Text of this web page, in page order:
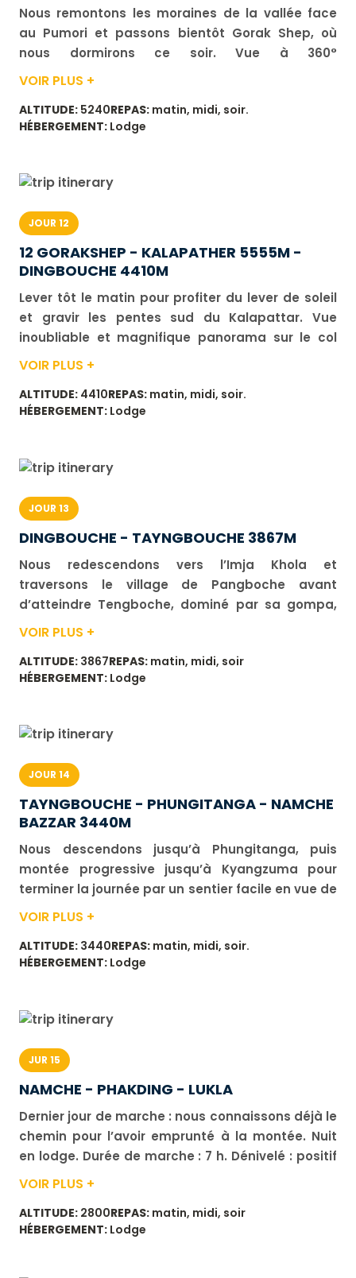
Nous remontons les moraines de la vallée face
au Pumori et passons bientôt Gorak Shep, où
nous dormirons ce soir. Vue à 360°
incontournable depuis Gorak Shep, panorama
nombreux pics enneigés. Après le déjeuner, nous
montons vers le camp de base de l’Everest en
lodge. Durée de marche : 5 à 6 h. Dénivelé : positif
400 m, négatif 220 m.
VOIR PLUS +
ALTITUDE: 5240REPAS: matin, midi, soir.
HÉBERGEMENT: Lodge
JOUR 12
12 GORAKSHEP - KALAPATHER 5555M -
DINGBOUCHE 4410M
Lever tôt le matin pour profiter du lever de soleil
et gravir les pentes sud du Kalapattar. Vue
inoubliable et magnifique panorama sur le col
Sud, l’Everest, le Nuptse et d’autres hauts
jusqu’à Dingboche. Durée de marche : 6 h 30.
Dénivelé : positif 550 m, négatif 1 200 m.
VOIR PLUS +
ALTITUDE: 4410REPAS: matin, midi, soir.
HÉBERGEMENT: Lodge
JOUR 13
DINGBOUCHE - TAYNGBOUCHE 3867M
Nous redescendons vers l’Imja Khola et
traversons le village de Pangboche avant
d’atteindre Tengboche, dominé par sa gompa,
monastère bouddhiste, situé dans un cadre
fantastique. Nuit en lodge près du monastère.
Durée de marche : 5 h. Dénivelé : positif 300 m,
VOIR PLUS +
ALTITUDE: 3867REPAS: matin, midi, soir
HÉBERGEMENT: Lodge
JOUR 14
TAYNGBOUCHE - PHUNGITANGA - NAMCHE
BAZZAR 3440M
Nous descendons jusqu’à Phungitanga, puis
montée progressive jusqu’à Kyangzuma pour
terminer la journée par un sentier facile en vue de
l’arrivée au bourg de Namche Bazar. Durée de
m.
VOIR PLUS +
ALTITUDE: 3440REPAS: matin, midi, soir.
HÉBERGEMENT: Lodge
JUR 15
NAMCHE - PHAKDING - LUKLA
Dernier jour de marche : nous connaissons déjà le
chemin pour l’avoir emprunté à la montée. Nuit
en lodge. Durée de marche : 7 h. Dénivelé : positif
350 m, négatif 950 m.
VOIR PLUS +
ALTITUDE: 2800REPAS: matin, midi, soir
HÉBERGEMENT: Lodge